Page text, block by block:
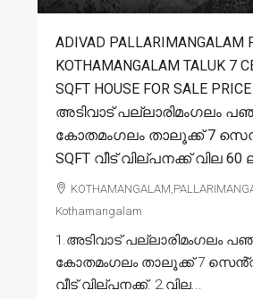
ADIVAD PALLARIMANGALAM
KOTHAMANGALAM TALUK 7
SQFT HOUSE FOR SALE
അടിവാട് പല്ലാരിമംഗലം
കോതമംഗലം താലൂക്ക് 7
SQFT വീട് വില്പനക്ക് വില 60
Kothamangalam
1.അടിവാട് പല്ലാരിമംഗലം
കോതമംഗലം താലൂക്ക് 7 സെൻ്റ്
വീട് വില്പനക്ക്. 2.വില...